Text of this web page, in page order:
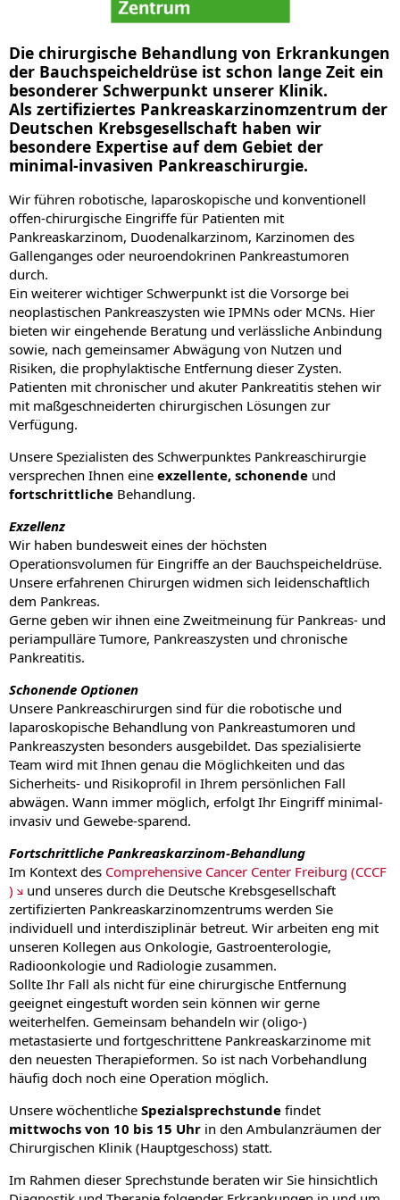
Die chirurgische Behandlung von Erkrankungen
der Bauchspeicheldrüse ist schon lange Zeit ein
besonderer Schwerpunkt unserer Klinik.
Als zertifiziertes Pankreaskarzinomzentrum der
Deutschen Krebsgesellschaft haben wir
besondere Expertise auf dem Gebiet der
minimal-invasiven Pankreaschirurgie.
Wir führen robotische, laparoskopische und konventionell
offen-chirurgische Eingriffe für Patienten mit
Pankreaskarzinom, Duodenalkarzinom, Karzinomen des
Gallenganges oder neuroendokrinen Pankreastumoren
durch.
Ein weiterer wichtiger Schwerpunkt ist die Vorsorge bei
neoplastischen Pankreaszysten wie IPMNs oder MCNs. Hier
bieten wir eingehende Beratung und verlässliche Anbindung
sowie, nach gemeinsamer Abwägung von Nutzen und
Risiken, die prophylaktische Entfernung dieser Zysten.
Patienten mit chronischer und akuter Pankreatitis stehen wir
mit maßgeschneiderten chirurgischen Lösungen zur
Verfügung.
Unsere Spezialisten des Schwerpunktes Pankreaschirurgie
versprechen Ihnen eine exzellente, schonende und
fortschrittliche Behandlung.
Exzellenz
Wir haben bundesweit eines der höchsten
Operationsvolumen für Eingriffe an der Bauchspeicheldrüse.
Unsere erfahrenen Chirurgen widmen sich leidenschaftlich
dem Pankreas.
Gerne geben wir ihnen eine Zweitmeinung für Pankreas- und
periampulläre Tumore, Pankreaszysten und chronische
Pankreatitis.
Schonende Optionen
Unsere Pankreaschirurgen sind für die robotische und
laparoskopische Behandlung von Pankreastumoren und
Pankreaszysten besonders ausgebildet. Das spezialisierte
Team wird mit Ihnen genau die Möglichkeiten und das
Sicherheits- und Risikoprofil in Ihrem persönlichen Fall
abwägen. Wann immer möglich, erfolgt Ihr Eingriff minimal-
invasiv und Gewebe-sparend.
Fortschrittliche Pankreaskarzinom-Behandlung
Im Kontext des Comprehensive Cancer Center Freiburg (CCCF
)
und unseres durch die Deutsche Krebsgesellschaft
zertifizierten Pankreaskarzinomzentrums werden Sie
individuell und interdisziplinär betreut. Wir arbeiten eng mit
unseren Kollegen aus Onkologie, Gastroenterologie,
Radioonkologie und Radiologie zusammen.
Sollte Ihr Fall als nicht für eine chirurgische Entfernung
geeignet eingestuft worden sein können wir gerne
weiterhelfen. Gemeinsam behandeln wir (oligo-)
metastasierte und fortgeschrittene Pankreaskarzinome mit
den neuesten Therapieformen. So ist nach Vorbehandlung
häufig doch noch eine Operation möglich.
Unsere wöchentliche Spezialsprechstunde findet
mittwochs von 10 bis 15 Uhr in den Ambulanzräumen der
Chirurgischen Klinik (Hauptgeschoss) statt.
Im Rahmen dieser Sprechstunde beraten wir Sie hinsichtlich